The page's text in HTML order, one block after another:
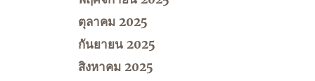
ตุลาคม 2025
กันยายน 2025
สิงหาคม 2025